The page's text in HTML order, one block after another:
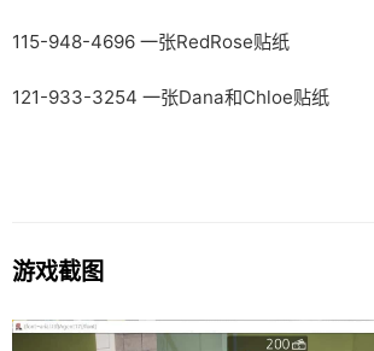
115-948-4696 一张RedRose贴纸
121-933-3254 一张Dana和Chloe贴纸
游戏截图